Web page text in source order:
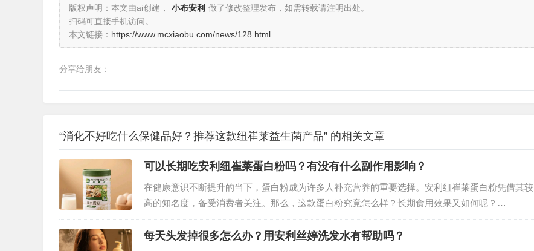
版权声明：本文由ai创建，
小布安利 做了修改整理发布，如需转载请注明出处。
扫码可直接手机访问。
本文链接： https://www.mcxiaobu.com/news/128.html
分享给朋友：
“消化不好吃什么保健品好？推荐这款纽崔莱益生菌产品” 的相关文章
可以长期吃安利纽崔莱蛋白粉吗？有没有什么副作用影响？
在健康意识不断提升的当下，蛋白粉成为许多人补充营养的重要选择。安利纽崔莱蛋白粉凭借其较
高的知名度，备受消费者关注。那么，这款蛋白粉究竟怎么样？长期食用效果又如何呢？…
每天头发掉很多怎么办？用安利丝婷洗发水有帮助吗？